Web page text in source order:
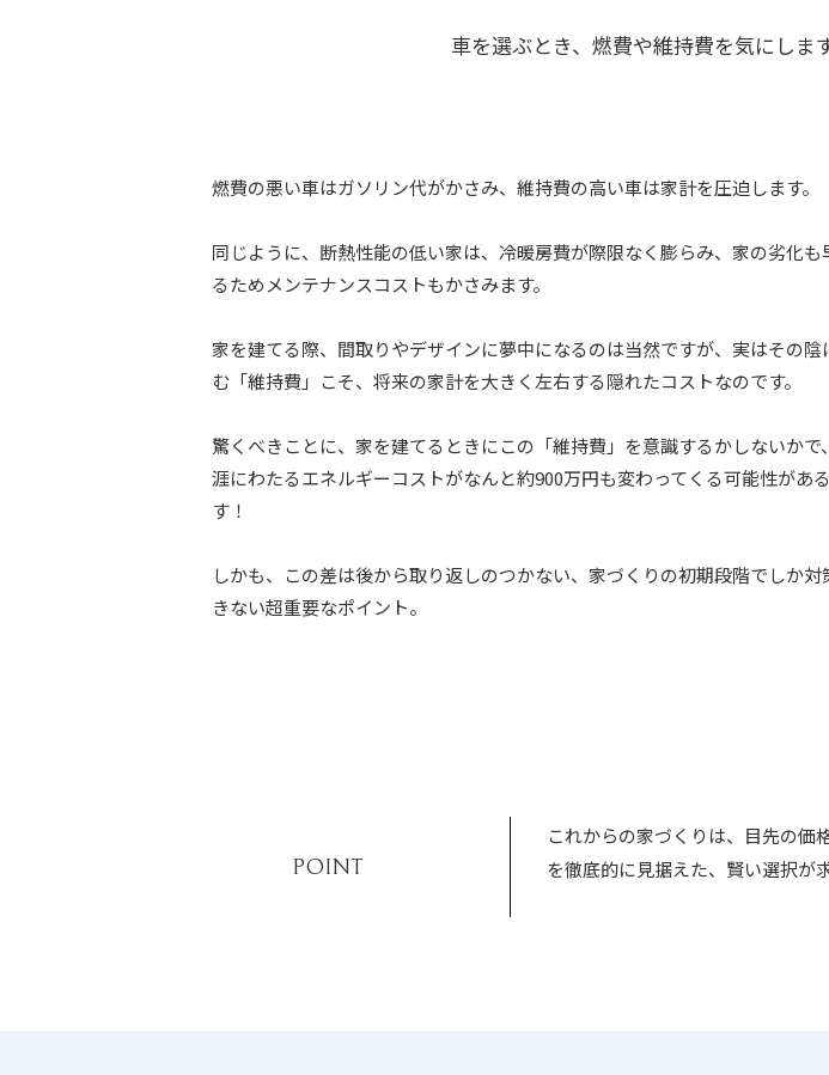
車を選ぶとき、燃費や維持費を気にしま
燃費の悪い車はガソリン代がかさみ、維持費の高い車は家計を圧迫します。
同じように、断熱性能の低い家は、冷暖房費が際限なく膨らみ、家の劣化も
るためメンテナンスコストもかさみます。
家を建てる際、間取りやデザインに夢中になるのは当然ですが、実はその陰
む「維持費」こそ、将来の家計を大きく左右する隠れたコストなのです。
驚くべきことに、家を建てるときにこの「維持費」を意識するかしないかで
涯にわたるエネルギーコストがなんと約900万円も変わってくる可能性があ
す！
しかも、この差は後から取り返しのつかない、家づくりの初期段階でしか対
きない超重要なポイント。
POINT
これからの家づくりは、目先の価
を徹底的に見据えた、賢い選択が